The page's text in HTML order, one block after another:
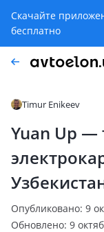
Скачайте
бесплатно
Timur Enikeev
Yuan Up
Опубликовано: 9
Обновлено: 9